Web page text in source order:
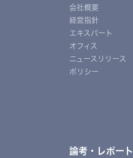
会社概要
経営指針
エキスパート
オフィス
ニュースリリース
ポリシー
論考・レポート